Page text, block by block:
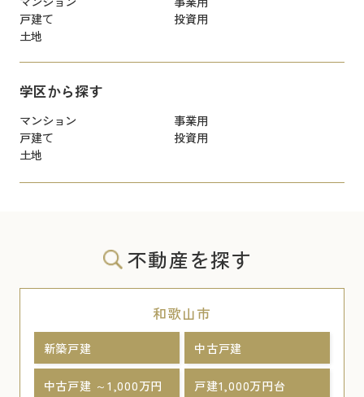
戸建て
投資用
土地
学区から探す
マンション
事業用
戸建て
投資用
土地
不動産を探す
和歌山市
新築戸建 中古戸建
中古戸建 ～1,000万円 戸建1,000万円台